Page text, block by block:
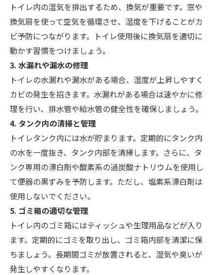
トイレ内の湿気を排出するため、換気が重要です。窓や
換気扇を使って空気を循環させ、湿度を下げることがカ
ビ予防につながります。トイレ使用後に換気扇を適切に
動かす習慣をつけましょう。
3. 水漏れや漏水の修理
トイレの水漏れや漏水がある場合、湿度が上昇しやすく
カビの発生を招きます。水漏れがある場合は速やかに修
理を行い、排水管や給水管の健全性を確保しましょう。
4. タンク内の清掃と管理
トイレタンク内には水が貯まります。定期的にタンク内
の水を一度抜き、タンク内部を清掃します。さらに、タ
ンク専用の漂白剤や酸素系の過炭酸ナトリウムを使用し
て便器の黒ずみを予防します。ただし、塩素系漂白剤は
使用しないでください。
5. ゴミ箱の適切な管理
トイレ内のゴミ箱にはティッシュや生理用品などが入り
ます。定期的にゴミを取り出し、ゴミ箱内部を清潔に保
ちましょう。長期間ゴミが放置されると、湿気や臭いが
発生しやすくなります。